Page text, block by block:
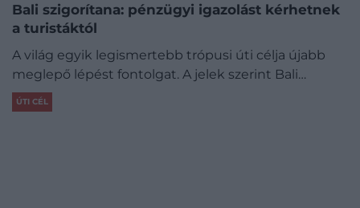
Bali szigorítana: pénzügyi igazolást kérhetnek
a turistáktól
A világ egyik legismertebb trópusi úti célja újabb
meglepő lépést fontolgat. A jelek szerint Bali…
ÚTI CÉL